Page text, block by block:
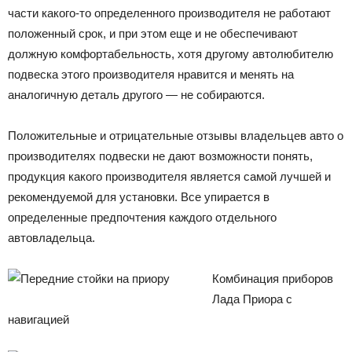
части какого-то определенного производителя не работают
положенный срок, и при этом еще и не обеспечивают
должную комфортабельность, хотя другому автолюбителю
подвеска этого производителя нравится и менять на
аналогичную деталь другого — не собираются.
Положительные и отрицательные отзывы владельцев авто о
производителях подвески не дают возможности понять,
продукция какого производителя является самой лучшей и
рекомендуемой для установки. Все упирается в
определенные предпочтения каждого отдельного
автовладельца.
Комбинация приборов
Лада Приора с
навигацией